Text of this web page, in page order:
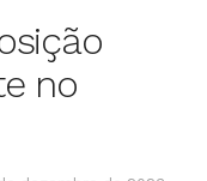
no